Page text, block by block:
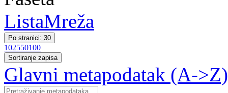
ListaMreža
Po stranici: 30
102550100
Sortiranje zapisa
Glavni metapodatak (A->Z)